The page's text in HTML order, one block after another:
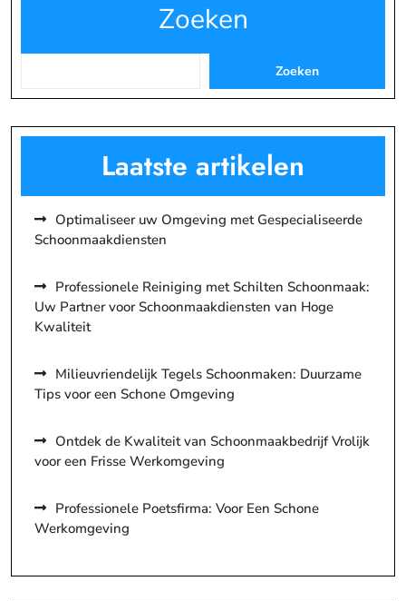
Zoeken
Zoeken
Laatste artikelen
Optimaliseer uw Omgeving met Gespecialiseerde
Schoonmaakdiensten
Professionele Reiniging met Schilten Schoonmaak:
Uw Partner voor Schoonmaakdiensten van Hoge
Kwaliteit
Milieuvriendelijk Tegels Schoonmaken: Duurzame
Tips voor een Schone Omgeving
Ontdek de Kwaliteit van Schoonmaakbedrijf Vrolijk
voor een Frisse Werkomgeving
Professionele Poetsfirma: Voor Een Schone
Werkomgeving